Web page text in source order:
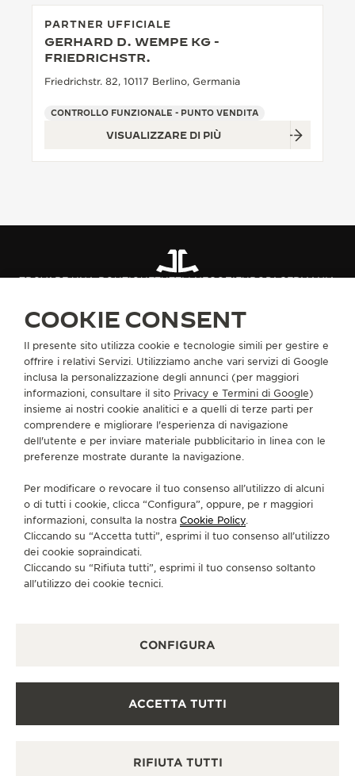
PARTNER UFFICIALE
GERHARD D. WEMPE KG -
FRIEDRICHSTR.
Friedrichstr. 82, 10117 Berlino, Germania
CONTROLLO FUNZIONALE - PUNTO VENDITA
VISUALIZZARE DI PIÙ
TROVARE UNA BOUTIQUETUTTI I NEGOZIEUROPAGERMANIA
VAI ALLA PAGINA INSTAGRAM DI JAEGER-
VAI ALLA PAGINA LINKEDIN DI JAEGER-
VAI ALLA PAGINA FACEBOOK DI
VAI ALLA PAGINA YOUTUBE
VAI ALLA PAGINA
VAI ALLA PAGINA
ISCRIVERSI ALLA NEWSLETTER
INFORMAZIONI SU DI NOI
SERVIZI
CONTATTI
INFORMATIVA SUI COOKIE
MODULO DI RECESSO
COOKIE CONSENT
Il presente sito utilizza cookie e tecnologie simili per gestire e
offrire i relativi Servizi. Utilizziamo anche vari servizi di Google
inclusa la personalizzazione degli annunci (per maggiori
informazioni, consultare il sito Privacy e Termini di Google)
insieme ai nostri cookie analitici e a quelli di terze parti per
comprendere e migliorare l'esperienza di navigazione
dell'utente e per inviare materiale pubblicitario in linea con le
preferenze mostrate durante la navigazione.
Per modificare o revocare il tuo consenso all’utilizzo di alcuni
o di tutti i cookie, clicca “Configura”, oppure, pe r maggiori
informazioni, consulta la nostra Cookie Policy.
Cliccando su “Accetta tutti”, esprimi il tuo consenso all’utilizzo
dei cookie sopraindicati.
Cliccando su “Rifiuta tutti”, esprimi il tuo consenso soltanto
all’utilizzo dei cookie tecnici.
CONFIGURA
ACCETTA TUTTI
RIFIUTA TUTTI